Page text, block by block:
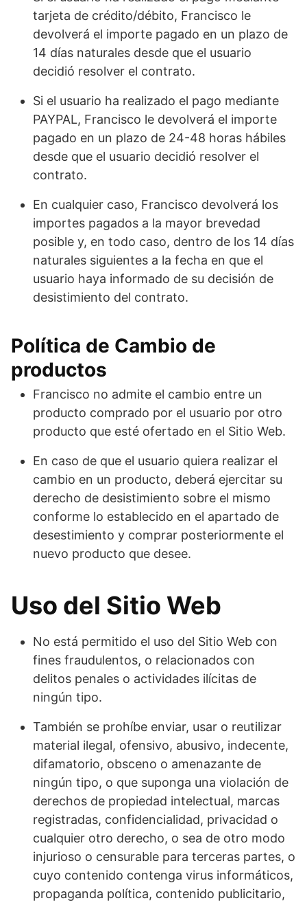
tarjeta de crédito/débito, Francisco le
devolverá el importe pagado en un plazo de
14 días naturales desde que el usuario
decidió resolver el contrato.
Si el usuario ha realizado el pago mediante
PAYPAL, Francisco le devolverá el importe
pagado en un plazo de 24-48 horas hábiles
desde que el usuario decidió resolver el
contrato.
En cualquier caso, Francisco devolverá los
importes pagados a la mayor brevedad
posible y, en todo caso, dentro de los 14 días
naturales siguientes a la fecha en que el
usuario haya informado de su decisión de
desistimiento del contrato.
Política de Cambio de
productos
Francisco no admite el cambio entre un
producto comprado por el usuario por otro
producto que esté ofertado en el Sitio Web.
En caso de que el usuario quiera realizar el
cambio en un producto, deberá ejercitar su
derecho de desistimiento sobre el mismo
conforme lo establecido en el apartado de
desestimiento y comprar posteriormente el
nuevo producto que desee.
Uso del Sitio Web
No está permitido el uso del Sitio Web con
fines fraudulentos, o relacionados con
delitos penales o actividades ilícitas de
ningún tipo.
También se prohíbe enviar, usar o reutilizar
material ilegal, ofensivo, abusivo, indecente,
difamatorio, obsceno o amenazante de
ningún tipo, o que suponga una violación de
derechos de propiedad intelectual, marcas
registradas, confidencialidad, privacidad o
cualquier otro derecho, o sea de otro modo
injurioso o censurable para terceras partes, o
cuyo contenido contenga virus informáticos,
propaganda política, contenido publicitario,